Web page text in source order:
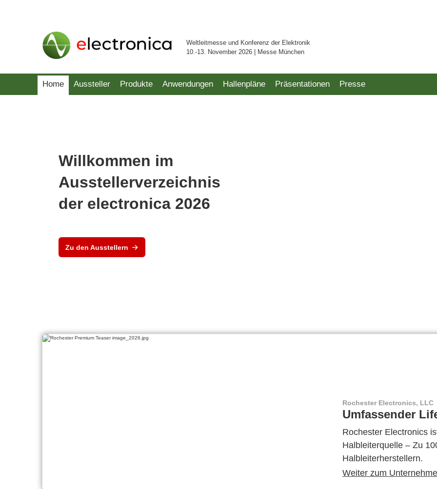
Weltleitmesse und Konferenz der Elektronik
10.-13. November 2026 | Messe München
Home Aussteller Produkte Anwendungen Hallenpläne Präsentationen Presse
Willkommen im
Ausstellerverzeichnis
der electronica 2026
Zu den Ausstellern
Rochester Electronics, LLC
Umfassender
Rochester Electronics
Halbleiterquelle – Zu
Halbleiterherstellern.
Weiter zum